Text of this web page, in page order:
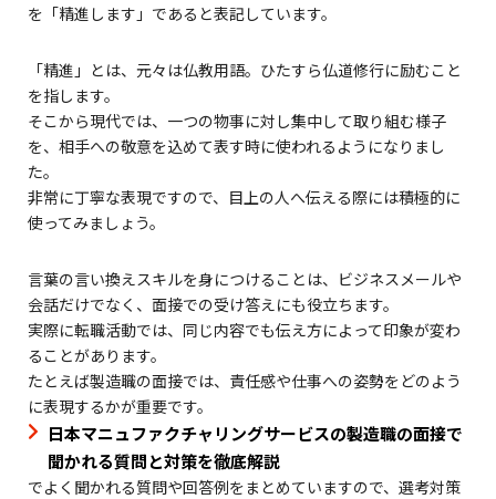
を「精進します」であると表記しています。
「精進」とは、元々は仏教用語。ひたすら仏道修行に励むこと
を指します。
そこから現代では、一つの物事に対し集中して取り組む様子
を、相手への敬意を込めて表す時に使われるようになりまし
た。
非常に丁寧な表現ですので、目上の人へ伝える際には積極的に
使ってみましょう。
言葉の言い換えスキルを身につけることは、ビジネスメールや
会話だけでなく、面接での受け答えにも役立ちます。
実際に転職活動では、同じ内容でも伝え方によって印象が変わ
ることがあります。
たとえば製造職の面接では、責任感や仕事への姿勢をどのよう
に表現するかが重要です。
日本マニュファクチャリングサービスの製造職の面接で
聞かれる質問と対策を徹底解説
でよく聞かれる質問や回答例をまとめていますので、選考対策